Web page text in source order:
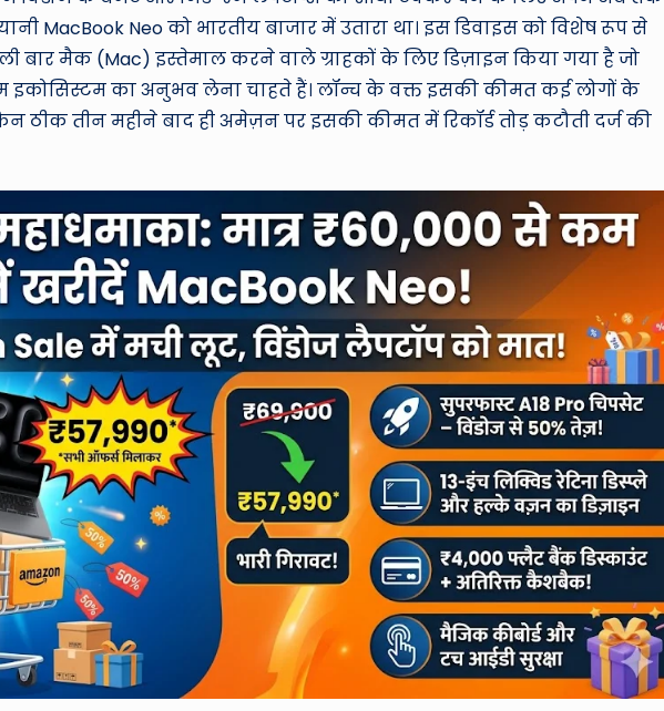
rl
d
MacBook Neo को भारतीय बाजार में उतारा था। इस डिवाइस को विशेष रूप से
बार मैक (Mac) इस्तेमाल करने वाले ग्राहकों के लिए डिज़ाइन किया गया है जो
इकोसिस्टम का अनुभव लेना चाहते हैं। लॉन्च के वक्त इसकी कीमत कई लोगों के
ठीक तीन महीने बाद ही अमेज़न पर इसकी कीमत में रिकॉर्ड तोड़ कटौती दर्ज की